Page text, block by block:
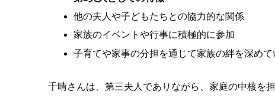
他の夫人や子どもたちとの協力的な関係
家族のイベントや行事に積極的に参加
子育てや家事の分担を通じて家族の絆を深めて
千晴さんは、第三夫人でありながら、家庭の中核を